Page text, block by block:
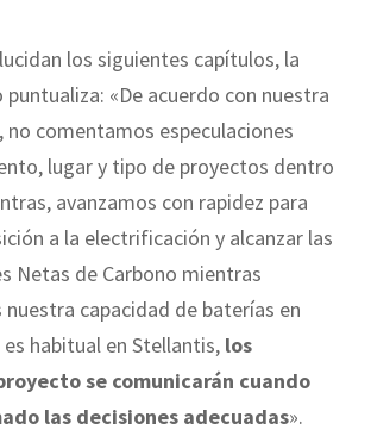
los siguientes capítulos, la
«De acuerdo con nuestra
comentamos especulaciones
lugar y tipo de proyectos dentro
avanzamos con rapidez para
a la electrificación y alcanzar las
Netas de Carbono mientras
capacidad de baterías en
es habitual en Stellantis, los
se comunicarán cuando
las decisiones adecuadas».